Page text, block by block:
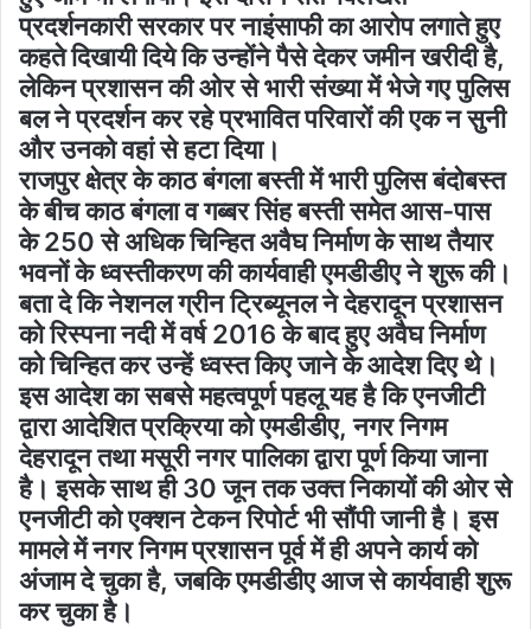
प्रदर्शनकारी सरकार पर नाइंसाफी का आरोप लगाते हुए
कहते दिखायी दिये कि उन्होंने पैसे देकर जमीन खरीदी है,
लेकिन प्रशासन की ओर से भारी संख्या में भेजे गए पुलिस
बल ने प्रदर्शन कर रहे प्रभावित परिवारों की एक न सुनी
और उनको वहां से हटा दिया।
राजपुर क्षेत्र के काठ बंगला बस्ती में भारी पुलिस बंदोबस्त
के बीच काठ बंगला व गब्बर सिंह बस्ती समेत आस-पास
के 250 से अधिक चिन्हित अवैघ निर्माण के साथ तैयार
भवनों के ध्वस्तीकरण की कार्यवाही एमडीडीए ने शुरू की।
बता दे कि नेशनल ग्रीन ट्रिब्यूनल ने देहरादून प्रशासन
को रिस्पना नदी में वर्ष 2016 के बाद हुए अवैघ निर्माण
को चिन्हित कर उन्हें ध्वस्त किए जाने के आदेश दिए थे।
इस आदेश का सबसे महत्वपूर्ण पहलू यह है कि एनजीटी
द्वारा आदेशित प्रक्रिया को एमडीडीए, नगर निगम
देहरादून तथा मसूरी नगर पालिका द्वारा पूर्ण किया जाना
है। इसके साथ ही 30 जून तक उक्त निकायों की ओर से
एनजीटी को एक्शन टेकन रिपोर्ट भी सौंपी जानी है। इस
मामले में नगर निगम प्रशासन पूर्व में ही अपने कार्य को
अंजाम दे चुका है, जबकि एमडीडीए आज से कार्यवाही शुरू
कर चुका है।